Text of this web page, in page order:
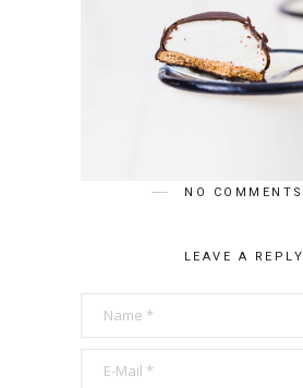
NO COMMENTS
LEAVE A REPLY